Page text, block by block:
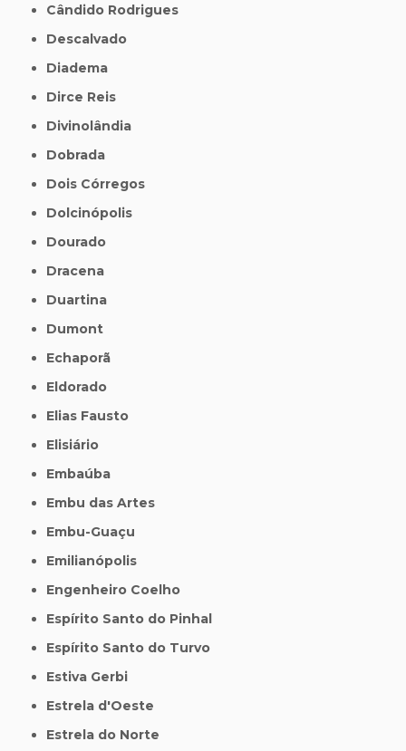
Cândido Rodrigues
Descalvado
Diadema
Dirce Reis
Divinolândia
Dobrada
Dois Córregos
Dolcinópolis
Dourado
Dracena
Duartina
Dumont
Echaporã
Eldorado
Elias Fausto
Elisiário
Embaúba
Embu das Artes
Embu-Guaçu
Emilianópolis
Engenheiro Coelho
Espírito Santo do Pinhal
Espírito Santo do Turvo
Estiva Gerbi
Estrela d'Oeste
Estrela do Norte